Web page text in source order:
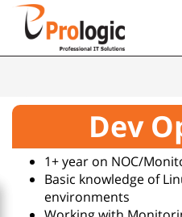
Dev
1+ year on NOC/
Basic knowledge of
environments